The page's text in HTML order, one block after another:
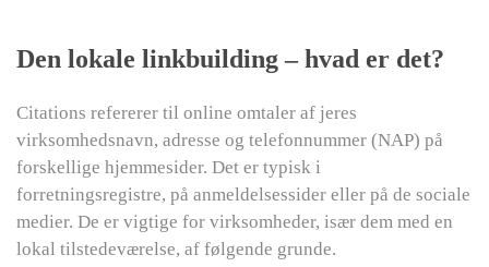
Den lokale linkbuilding – hvad er det?
Citations refererer til online omtaler af jeres
virksomhedsnavn, adresse og telefonnummer (NAP) på
forskellige hjemmesider. Det er typisk i
forretningsregistre, på anmeldelsessider eller på de sociale
medier. De er vigtige for virksomheder, især dem med en
lokal tilstedeværelse, af følgende grunde.